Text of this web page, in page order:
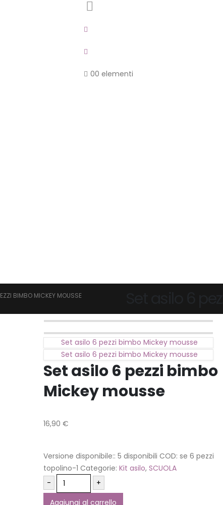
00 elementi
BIMBO MICKEY MOUSSE
Set asilo 6 pezzi bimbo Mickey mousse
Set asilo 6 pezzi bimbo Mickey mousse
Set asilo 6 pezzi bimbo
Mickey mousse
16,90 €
Versione disponibile:: 5 disponibili COD: se 6 pezzi
topolino-1 Categorie: Kit asilo, SCUOLA
-
+
Aggiungi al carrello